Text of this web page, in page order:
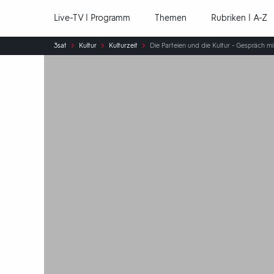
Live-TV | Programm Themen Rubriken | A-Z
Sie
sind
3sat Kultur Kulturzeit Die Parteien und die Kultur - Gespräch